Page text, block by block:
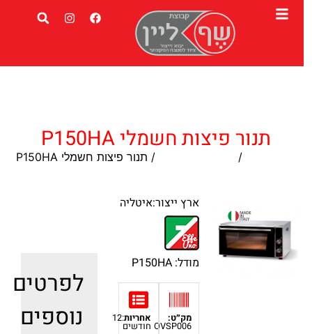
תנור פיצות חשמלי P150HA
תנורי אבן לפיצה / תנור פיצות חשמלי P150HA
ארץ ייצור:איטליה
מודל: P150HA
מק״ט:
OVSP006
אחריות:12
חודשים
לפרטים
נוספים